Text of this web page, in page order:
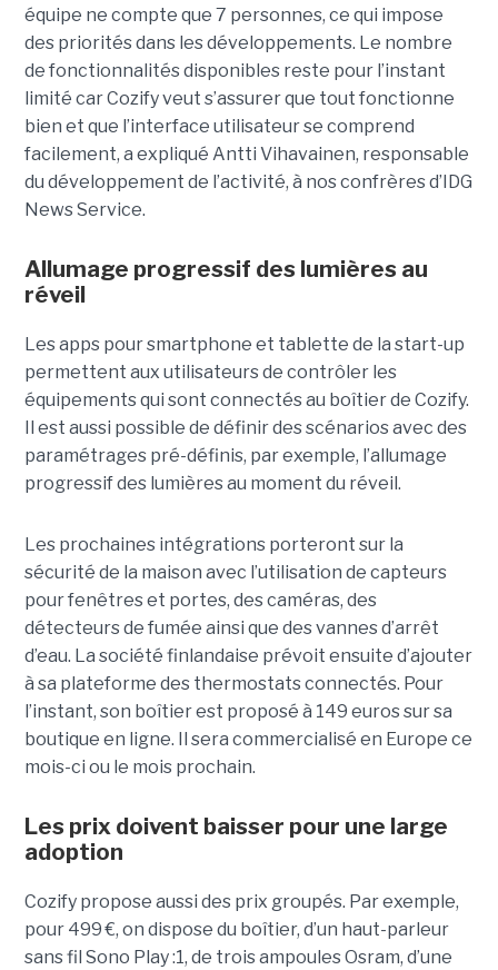
équipe ne compte que 7 personnes, ce qui impose
des priorités dans les développements. Le nombre
de fonctionnalités disponibles reste pour l’instant
limité car Cozify veut s’assurer que tout fonctionne
bien et que l’interface utilisateur se comprend
facilement, a expliqué Antti Vihavainen, responsable
du développement de l’activité, à nos confrères d’IDG
News Service.
Allumage progressif des lumières au
réveil
Les apps pour smartphone et tablette de la start-up
permettent aux utilisateurs de contrôler les
équipements qui sont connectés au boîtier de Cozify.
Il est aussi possible de définir des scénarios avec des
paramétrages pré-définis, par exemple, l’allumage
progressif des lumières au moment du réveil.
Les prochaines intégrations porteront sur la
sécurité de la maison avec l’utilisation de capteurs
pour fenêtres et portes, des caméras, des
détecteurs de fumée ainsi que des vannes d’arrêt
d’eau. La société finlandaise prévoit ensuite d’ajouter
à sa plateforme des thermostats connectés. Pour
l’instant, son boîtier est proposé à 149 euros sur sa
boutique en ligne. Il sera commercialisé en Europe ce
mois-ci ou le mois prochain.
Les prix doivent baisser pour une large
adoption
Cozify propose aussi des prix groupés. Par exemple,
pour 499 €, on dispose du boîtier, d’un haut-parleur
sans fil Sono Play :1, de trois ampoules Osram, d’une